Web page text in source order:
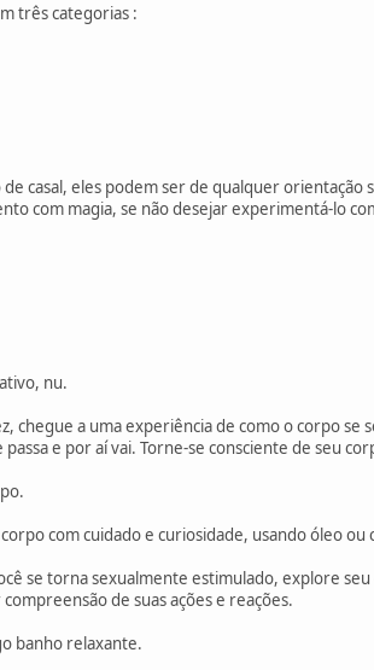
três categorias :
casal, eles podem ser de qualquer
com magia, se não desejar experimentá-lo
nu.
chegue a uma experiência de como o corpo
e por aí vai. Torne-se consciente de seu
com cuidado e curiosidade, usando óleo
se torna sexualmente estimulado, explore
de suas ações e reações.
banho relaxante.